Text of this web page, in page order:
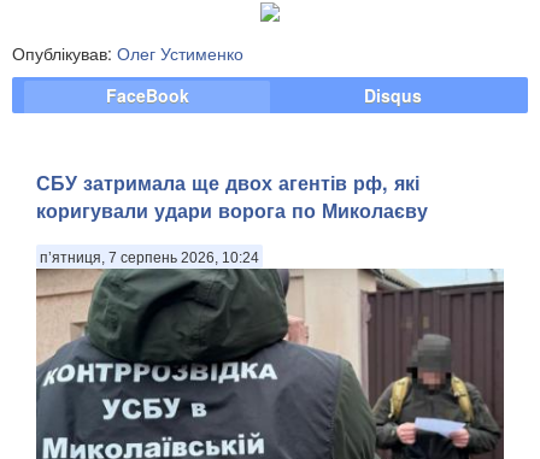
Опублікував: Олег Устименко
FaceBook
Disqus
СБУ затримала ще двох агентів рф, які
коригували удари ворога по Миколаєву
п’ятниця, 7 серпень 2026, 10:24